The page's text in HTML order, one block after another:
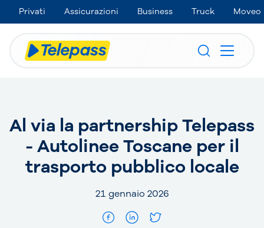
Privati Assicurazioni Business Truck Moveo
Al via la partnership Telepass
- Autolinee Toscane per il
trasporto pubblico locale
21 gennaio 2026